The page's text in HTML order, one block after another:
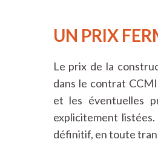
UN PRIX
Le prix de la
dans le contrat
et les éventuelles
explicitement
définitif, en toute